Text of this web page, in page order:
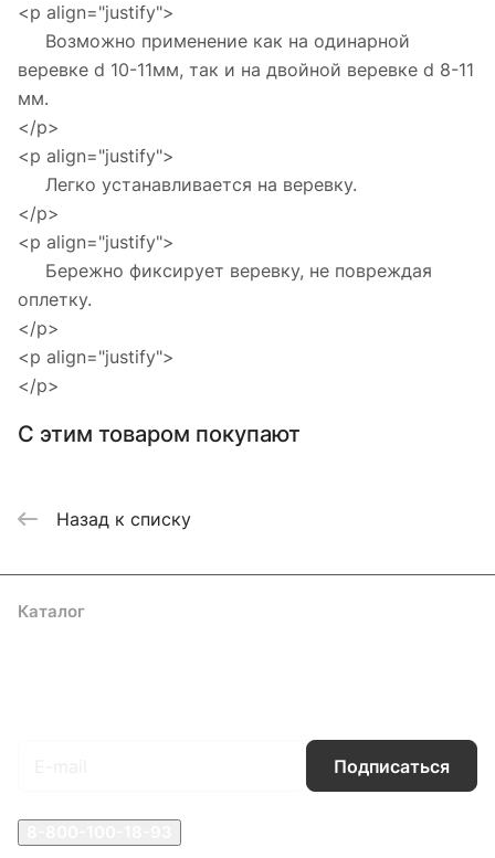
<p align="justify">
Возможно применение как на одинарной
веревке d 10-11мм, так и на двойной веревке d 8-11
мм.
</p>
<p align="justify">
Легко устанавливается на веревку.
</p>
<p align="justify">
Бережно фиксирует веревку, не повреждая
оплетку.
</p>
<p align="justify">
</p>
С этим товаром покупают
Назад к списку
Каталог
Подписаться